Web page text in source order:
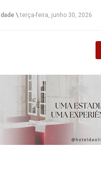
\terça-feira, junho 30, 2026